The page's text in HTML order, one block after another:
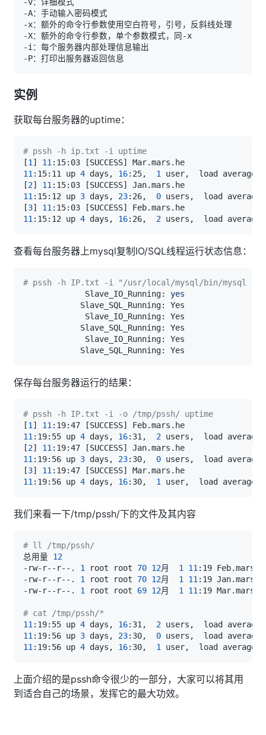
实例
获取每台服务器的uptime：
# pssh -h ip.txt -i uptime
[1 ] 11 :15:03 [SUCCESS]
11 :15:11 up 4 days, 16:25, 1 user,  load average:
[2] 11 :15:03 [SUCCESS]
11 :15:12 up 3 days, 23:26, 0 users,  load
[3] 11 :15:03 [SUCCESS]
11 :15:12 up 4 days, 16:26, 2 users,  load
查看每台服务器上mysql复制IO/SQL线程运行状态信息：
# pssh -h IP.txt -i "/usr/local/mysql/bin/mysql -e
             Slave_IO_Running:
yes
保存每台服务器运行的结果：
# pssh -h IP.txt -i -o /tmp/pssh/ uptime
[1 ] 11 :19:47 [SUCCESS]
11 :19:55 up 4 days, 16:31, 2 users,  load
[2] 11 :19:47 [SUCCESS]
11 :19:56 up 3 days, 23:30, 0 users,  load
[3] 11 :19:47 [SUCCESS]
11 :19:56 up 4 days, 16:30, 1 user,  load average:
我们来看一下/tmp/pssh/下的文件及其内容
# ll /tmp/pssh/
总用量 12
-rw-r--r--. 1 root root 70 12月 1
11
-rw-r--r--. 1 root root 70 12月 1
11
-rw-r--r--. 1 root root 69 12月 1 11
# cat /tmp/pssh/*
11 :19:55 up 4 days, 16:31, 2 users,  load
11 :19:56 up 3 days, 23:30, 0 users,  load
11 :19:56 up 4 days, 16:30, 1 user,  load average:
上面介绍的是pssh命令很少的一部分，大家可以将其用
到适合自己的场景，发挥它的最大功效。